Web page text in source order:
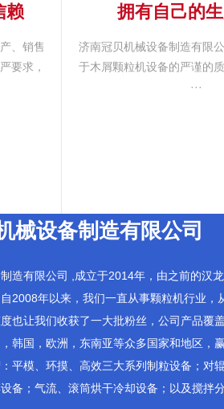
赖
、销售
要求，
拥有自己的
济南冠贝机械设备制造有限
于木屑颗粒机设备的严谨的
···
械设备制造有限公司
造有限公司 ,成立于2014年，由之前的汉
2008年以来，我们一直从事颗粒机行业，
也让我们收获了一大批粉丝，公司产品覆
韩国，欧洲，东南亚等众多国家和地区，
平模、环摸、高效三大系列制粒设备；对辊
备；气流、滚筒烘干冷却设备；以及搅拌